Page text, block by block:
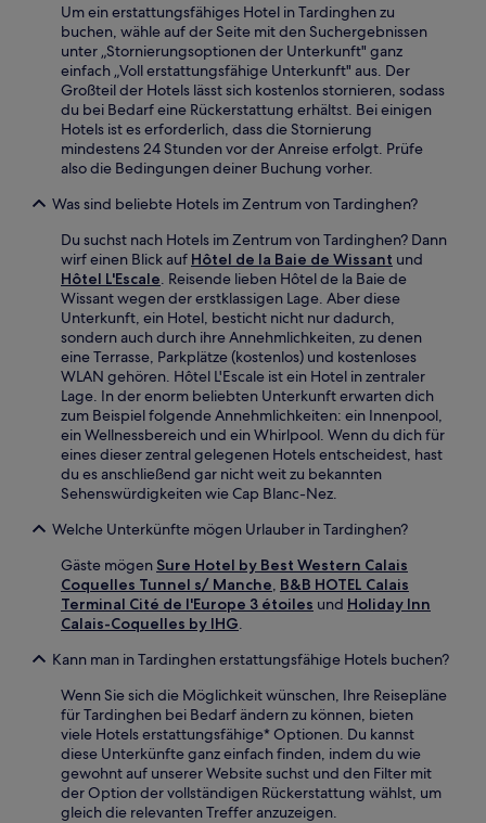
Um ein erstattungsfähiges Hotel in Tardinghen zu
buchen, wähle auf der Seite mit den Suchergebnissen
unter „Stornierungsoptionen der Unterkunft" ganz
einfach „Voll erstattungsfähige Unterkunft" aus. Der
Großteil der Hotels lässt sich kostenlos stornieren, sodass
du bei Bedarf eine Rückerstattung erhältst. Bei einigen
Hotels ist es erforderlich, dass die Stornierung
mindestens 24 Stunden vor der Anreise erfolgt. Prüfe
also die Bedingungen deiner Buchung vorher.
Was sind beliebte Hotels im Zentrum von Tardinghen?
Du suchst nach Hotels im Zentrum von Tardinghen? Dann
wirf einen Blick auf Hôtel de la Baie de Wissant und
Hôtel L'Escale. Reisende lieben Hôtel de la Baie de
Wissant wegen der erstklassigen Lage. Aber diese
Unterkunft, ein Hotel, besticht nicht nur dadurch,
sondern auch durch ihre Annehmlichkeiten, zu denen
eine Terrasse, Parkplätze (kostenlos) und kostenloses
WLAN gehören. Hôtel L'Escale ist ein Hotel in zentraler
Lage. In der enorm beliebten Unterkunft erwarten dich
zum Beispiel folgende Annehmlichkeiten: ein Innenpool,
ein Wellnessbereich und ein Whirlpool. Wenn du dich für
eines dieser zentral gelegenen Hotels entscheidest, hast
du es anschließend gar nicht weit zu bekannten
Sehenswürdigkeiten wie Cap Blanc-Nez.
Welche Unterkünfte mögen Urlauber in Tardinghen?
Gäste mögen Sure Hotel by Best Western Calais
Coquelles Tunnel s/ Manche, B&B HOTEL Calais
Terminal Cité de l'Europe 3 étoiles und Holiday Inn
Calais-Coquelles by IHG.
Kann man in Tardinghen erstattungsfähige Hotels buchen?
Wenn Sie sich die Möglichkeit wünschen, Ihre Reisepläne
für Tardinghen bei Bedarf ändern zu können, bieten
viele Hotels erstattungsfähige* Optionen. Du kannst
diese Unterkünfte ganz einfach finden, indem du wie
gewohnt auf unserer Website suchst und den Filter mit
der Option der vollständigen Rückerstattung wählst, um
gleich die relevanten Treffer anzuzeigen.